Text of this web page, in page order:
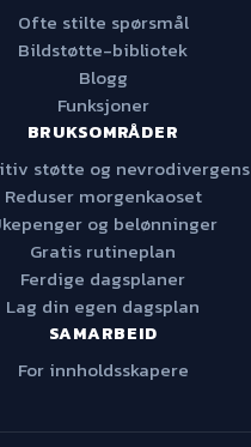
Ofte stilte spørsmål
Bildstøtte-bibliotek
Blogg
Funksjoner
BRUKSOMRÅDER
støtte og nevrodivergens
Reduser morgenkaoset
og belønninger
Gratis rutineplan
Ferdige dagsplaner
Lag din egen dagsplan
SAMARBEID
For innholdsskapere